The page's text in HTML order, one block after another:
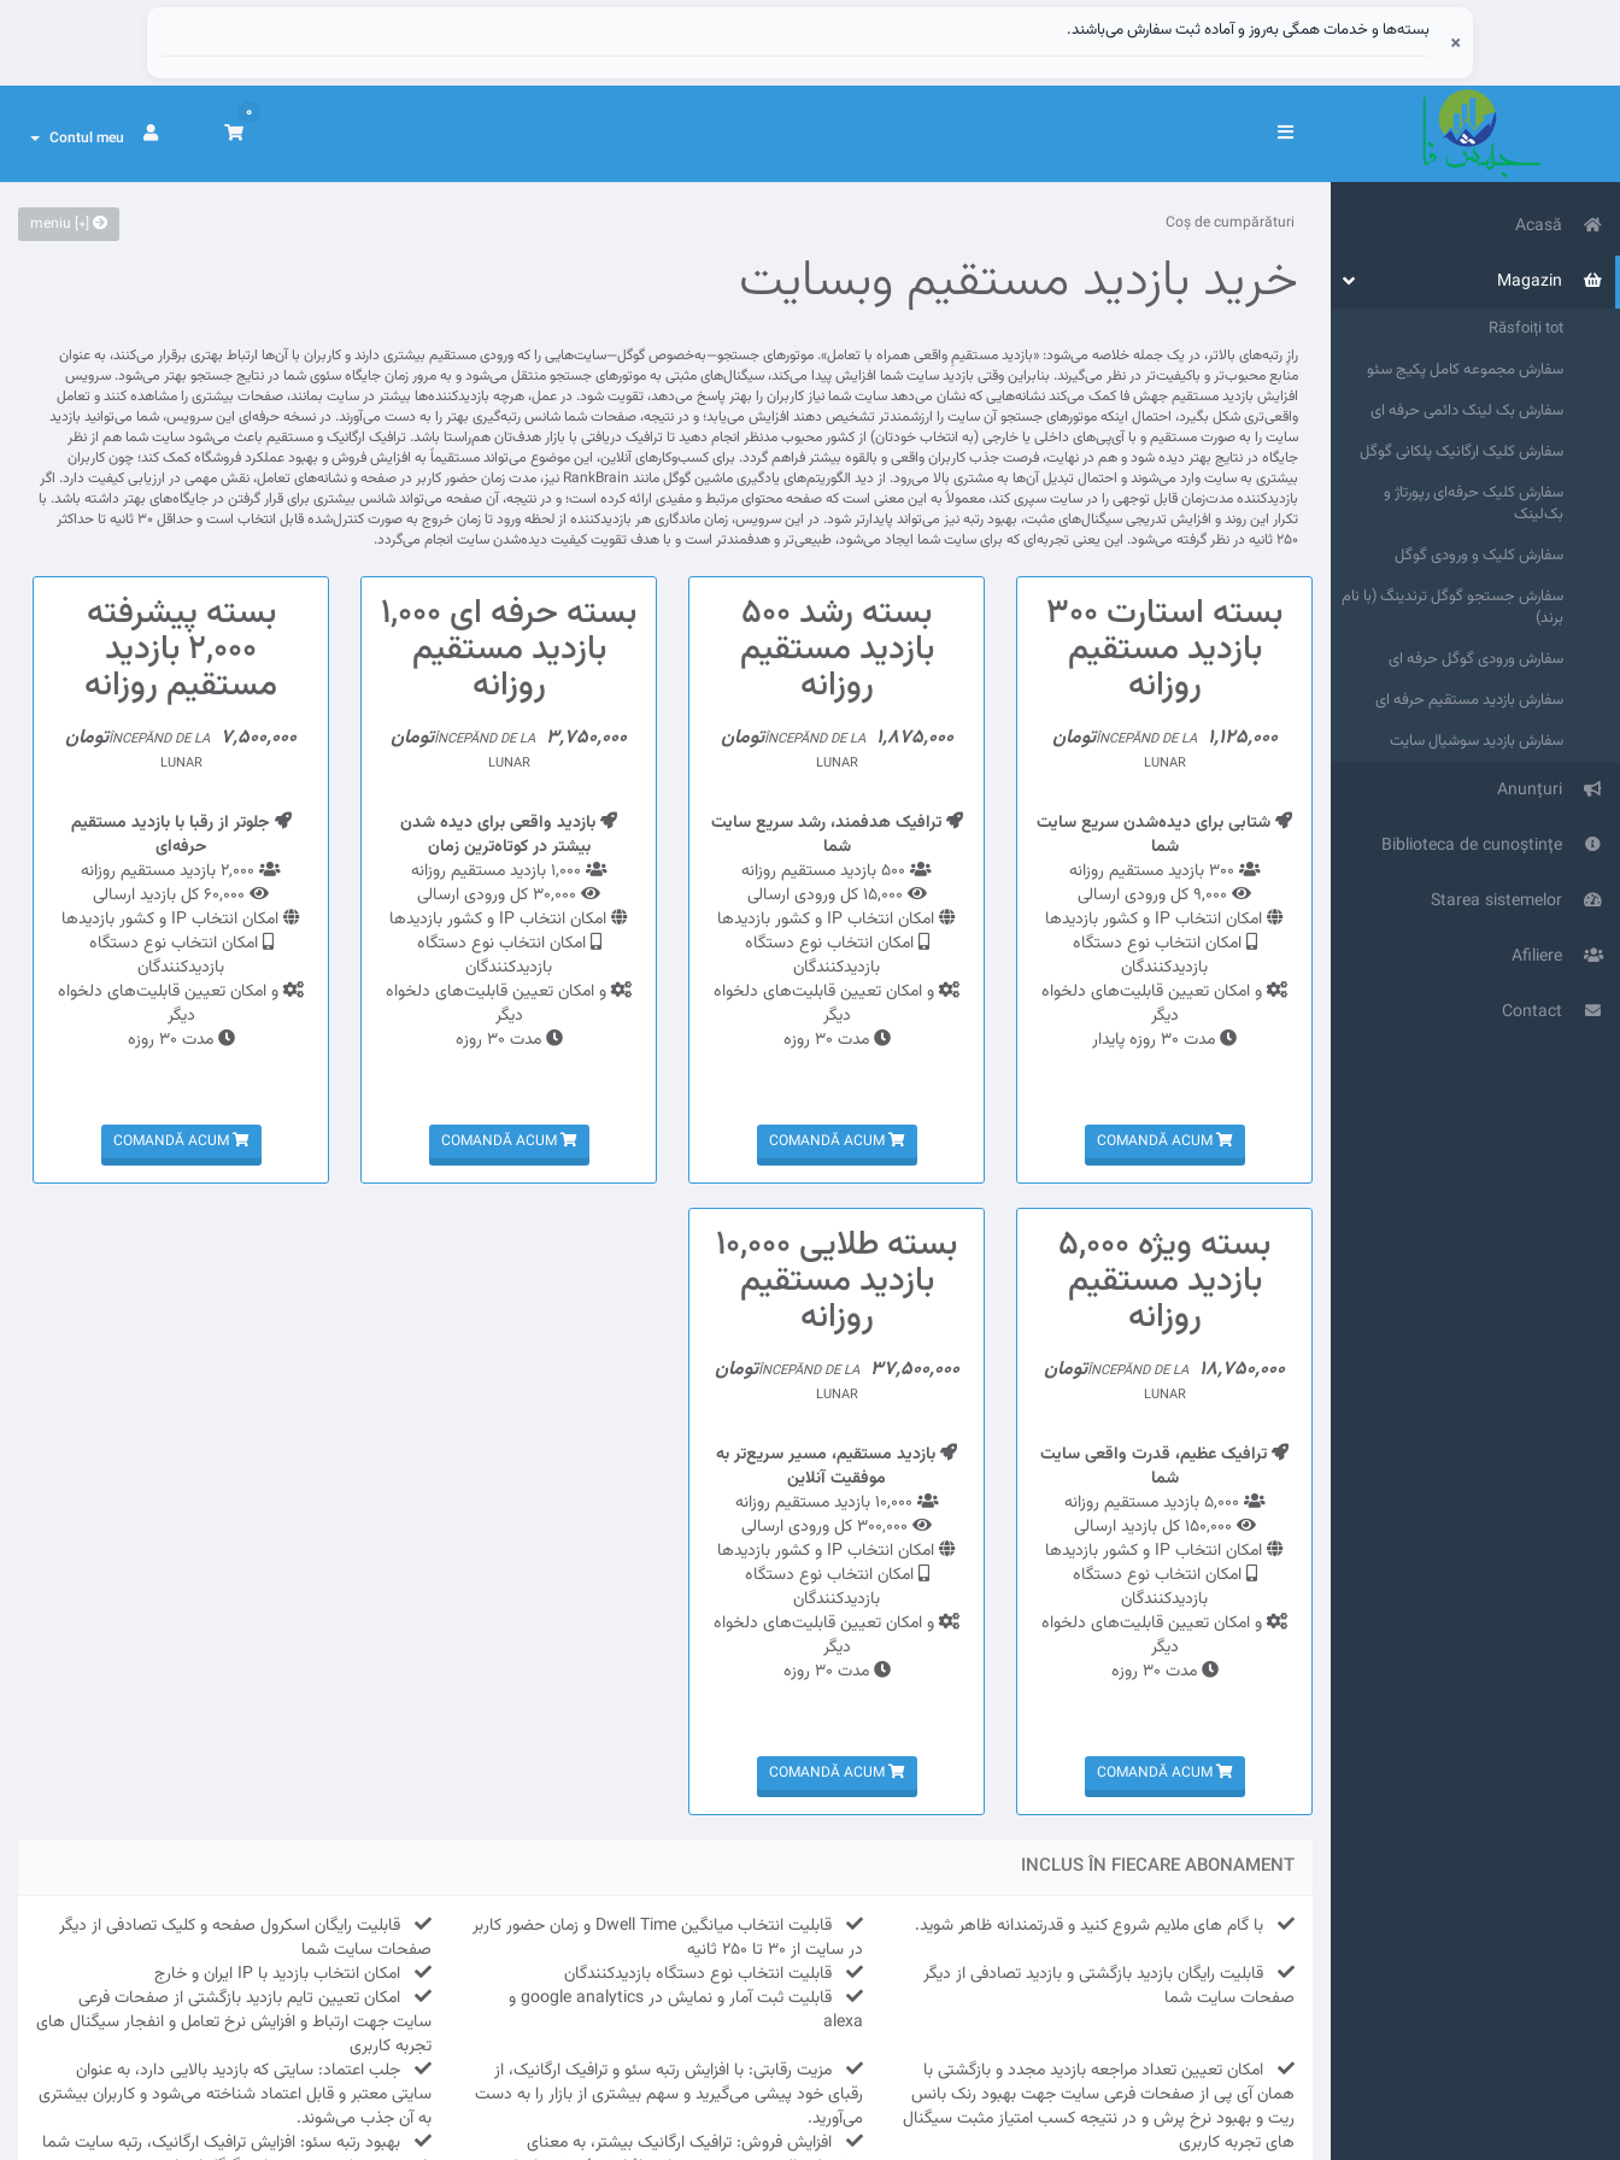
بسته‌ها و خدمات همگی به‌روز و آماده ثبت سفارش می‌باشند. ×
Navigare
0
Contul meu
Răsfoiți tot
سفارش مجموعه کامل پکیج سئو
سفارش بک لینک دائمی حرفه ای
سفارش کلیک ارگانیک پلکانی گوگل
سفارش کلیک حرفه‌ای رپورتاژ و
بک‌لینک
سفارش کلیک و ورودی گوگل
سفارش جستجو گوگل ترندینگ (با نام
برند)
سفارش ورودی گوگل حرفه ای
سفارش بازدید مستقیم حرفه ای
سفارش بازدید سوشیال سایت
Anunțuri
Biblioteca de cunoștințe
Starea sistemelor
Afiliere
Coș de cumpărături
خرید بازدید مستقیم وبسایت
رازِ رتبه‌های بالاتر، در یک جمله خلاصه می‌شود: «بازدید مستقیمِ واقعی همراه با تعامل». موتورهای جستجو—به‌خصوص گوگل—سایت‌هایی را که ورودی مستقیم بیشتری دارند و کاربران با آن‌ها ارتباط بهتری برقرار می‌کنند، به عنوان
منابع محبوب‌تر و باکیفیت‌تر در نظر می‌گیرند. بنابراین وقتی بازدید سایت شما افزایش پیدا می‌کند، سیگنال‌های مثبتی به موتورهای جستجو منتقل می‌شود و به مرور زمان جایگاه سئوی شما در نتایج جستجو بهتر می‌شود. سرویس
افزایش بازدید مستقیم جهش فا کمک می‌کند نشانه‌هایی که نشان می‌دهد سایت شما نیاز کاربران را بهتر پاسخ می‌دهد، تقویت شود. در عمل، هرچه بازدیدکننده‌ها بیشتر در سایت بمانند، صفحات بیشتری را مشاهده کنند و تعامل
واقعی‌تری شکل بگیرد، احتمال اینکه موتورهای جستجو آن سایت را ارزشمندتر تشخیص دهند افزایش می‌یابد؛ و در نتیجه، صفحات شما شانس رتبه‌گیری بهتر را به دست می‌آورند. در نسخه حرفه‌ای این سرویس، شما می‌توانید بازدید
سایت را به صورت مستقیم و با آی‌پی‌های داخلی یا خارجی (به انتخاب خودتان) از کشور محبوب مدنظر انجام دهید تا ترافیک دریافتی با بازار هدف‌تان هم‌راستا باشد. ترافیک ارگانیک و مستقیم باعث می‌شود سایت شما هم از نظر
جایگاه در نتایج بهتر دیده شود و هم در نهایت، فرصت جذب کاربران واقعی و بالقوه بیشتر فراهم گردد. برای کسب‌وکارهای آنلاین، این موضوع می‌تواند مستقیماً به افزایش فروش و بهبود عملکرد فروشگاه کمک کند؛ چون کاربران
بیشتری به سایت وارد می‌شوند و احتمال تبدیل آن‌ها به مشتری بالا می‌رود. از دید الگوریتم‌های یادگیری ماشین گوگل مانند RankBrain نیز، مدت زمان حضور کاربر در صفحه و نشانه‌های تعامل، نقش مهمی در ارزیابی کیفیت دارد. اگر
بازدیدکننده مدت‌زمان قابل توجهی را در سایت سپری کند، معمولاً به این معنی است که صفحه محتوای مرتبط و مفیدی ارائه کرده است؛ و در نتیجه، آن صفحه می‌تواند شانس بیشتری برای قرار گرفتن در جایگاه‌های بهتر داشته باشد. با
تکرار این روند و افزایش تدریجی سیگنال‌های مثبت، بهبود رتبه نیز می‌تواند پایدارتر شود. در این سرویس، زمان ماندگاری هر بازدیدکننده از لحظه ورود تا زمان خروج به صورت کنترل‌شده قابل انتخاب است و حداقل ۳۰ ثانیه تا حداکثر
۲۵۰ ثانیه در نظر گرفته می‌شود. این یعنی تجربه‌ای که برای سایت شما ایجاد می‌شود، طبیعی‌تر و هدفمندتر است و با هدف تقویت کیفیت دیده‌شدن سایت انجام می‌گردد.
بسته استارت 300
بازدید مستقیم
روزانه
ÎNCEPĂND DE LA 1,125,000تومان
LUNAR
شتابی برای دیده‌شدن سریع سایت
شما
امکان انتخاب IP و کشور بازدیدها
امکان انتخاب نوع دستگاه
بازدیدکنندگان
و امکان تعیین قابلیت‌های دلخواه
دیگر
مدت 30 روزه پایدار
COMANDĂ ACUM
بسته رشد 500
بازدید مستقیم
روزانه
ÎNCEPĂND DE LA 1,875,000تومان
LUNAR
ترافیک هدفمند، رشد سریع سایت
شما
امکان انتخاب IP و کشور بازدیدها
امکان انتخاب نوع دستگاه
بازدیدکنندگان
و امکان تعیین قابلیت‌های دلخواه
دیگر
مدت 30 روزه
COMANDĂ ACUM
بسته حرفه ای 1,000
بازدید مستقیم
روزانه
ÎNCEPĂND DE LA 3,750,000تومان
LUNAR
بازدید واقعی برای دیده شدن
بیشتر در کوتاه‌ترین زمان
امکان انتخاب IP و کشور بازدیدها
امکان انتخاب نوع دستگاه
بازدیدکنندگان
و امکان تعیین قابلیت‌های دلخواه
دیگر
مدت 30 روزه
COMANDĂ ACUM
بسته پیشرفته
2,000 بازدید
مستقیم روزانه
ÎNCEPĂND DE LA 7,500,000تومان
LUNAR
جلوتر از رقبا با بازدید مستقیم
حرفه‌ای
امکان انتخاب IP و کشور بازدیدها
امکان انتخاب نوع دستگاه
بازدیدکنندگان
و امکان تعیین قابلیت‌های دلخواه
دیگر
مدت 30 روزه
COMANDĂ ACUM
بسته ویژه 5,000
بازدید مستقیم
روزانه
ÎNCEPĂND DE LA 18,750,000تومان
LUNAR
ترافیک عظیم، قدرت واقعی سایت
شما
امکان انتخاب IP و کشور بازدیدها
امکان انتخاب نوع دستگاه
بازدیدکنندگان
و امکان تعیین قابلیت‌های دلخواه
دیگر
مدت 30 روزه
COMANDĂ ACUM
بسته طلایی 10,000
بازدید مستقیم
روزانه
ÎNCEPĂND DE LA 37,500,000تومان
LUNAR
بازدید مستقیم، مسیر سریع‌تر به
موفقیت آنلاین
امکان انتخاب IP و کشور بازدیدها
امکان انتخاب نوع دستگاه
بازدیدکنندگان
و امکان تعیین قابلیت‌های دلخواه
دیگر
مدت 30 روزه
COMANDĂ ACUM
INCLUS ÎN FIECARE ABONAMENT
با گام های ملایم شروع کنید و قدرتمندانه ظاهر شوید.
قابلیت انتخاب میانگین Dwell Time و زمان حضور کاربر
در سایت از 30 تا 250 ثانیه
قابلیت رایگان اسکرول صفحه و کلیک تصادفی از دیگر
صفحات سایت شما
قابلیت رایگان بازدید بازگشتی و بازدید تصادفی از دیگر
صفحات سایت شما
قابلیت انتخاب نوع دستگاه بازدیدکنندگان
امکان انتخاب بازدید با IP ایران و خارج
قابلیت ثبت آمار و نمایش در google analytics و
alexa
امکان تعیین تایم بازدید بازگشتی از صفحات فرعی
سایت جهت ارتباط و افزایش نرخ تعامل و انفجار سیگنال های
تجربه کاربری
امکان تعیین تعداد مراجعه بازدید مجدد و بازگشتی با
همان آی پی از صفحات فرعی سایت جهت بهبود رنک بانس
ریت و بهبود نرخ پرش و در نتیجه کسب امتیاز مثبت سیگنال
های تجربه کاربری
مزیت رقابتی: با افزایش رتبه سئو و ترافیک ارگانیک، از
رقبای خود پیشی می‌گیرید و سهم بیشتری از بازار را به دست
می‌آورید.
جلب اعتماد: سایتی که بازدید بالایی دارد، به عنوان
سایتی معتبر و قابل اعتماد شناخته می‌شود و کاربران بیشتری
به آن جذب می‌شوند.
افزایش فروش: ترافیک ارگانیک بیشتر، به معنای
بهبود رتبه سئو: افزایش ترافیک ارگانیک، رتبه سایت شما